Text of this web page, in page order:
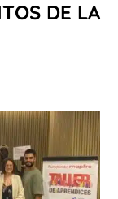
DE LA